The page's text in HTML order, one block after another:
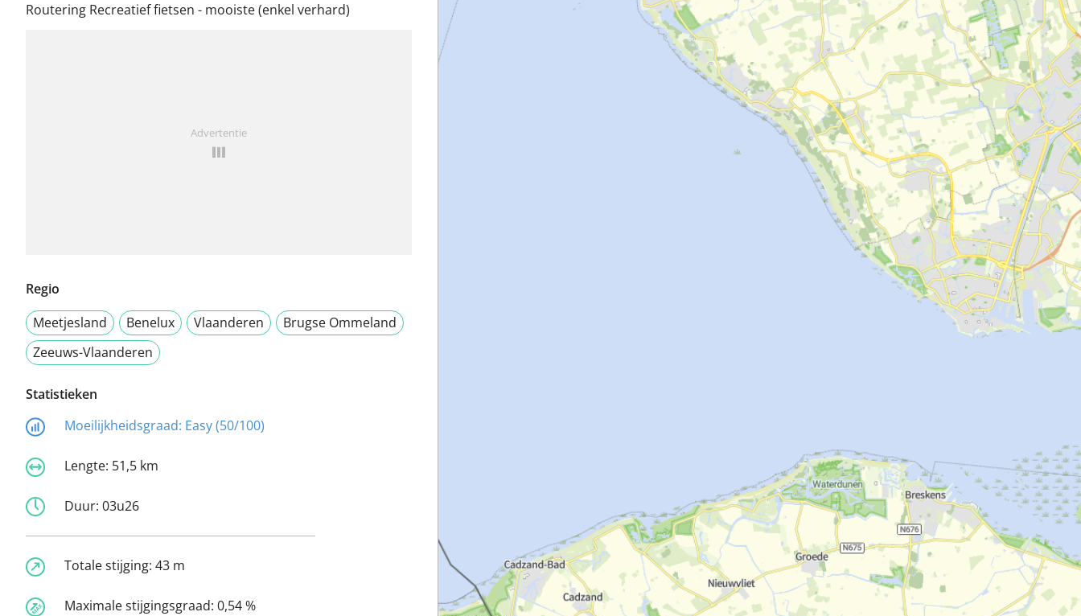
Routering Recreatief fietsen - mooiste (enkel verhard)
Advertentie
Regio
Meetjesland
Benelux Vlaanderen
Brugse Ommeland
Zeeuws-Vlaanderen
Statistieken
Moeilijkheidsgraad: Easy (50/100)
Lengte: 51,5 km
Duur: 03u26
Totale stijging: 43 m
Maximale stijgingsgraad: 0,54 %